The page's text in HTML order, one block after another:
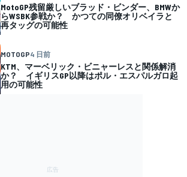
MotoGP残留厳しいブラッド・ビンダー、BMWか
らWSBK参戦か？ かつての同僚オリベイラと
再タッグの可能性
MOTOGP4 日前
KTM、マーベリック・ビニャーレスと関係解消
か？ イギリスGP以降はポル・エスパルガロ起
用の可能性